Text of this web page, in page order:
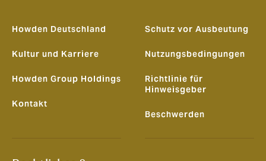
Howden Deutschland
Kultur und Karriere
Howden Group Holdings
Kontakt
Schutz vor Ausbeutung
Nutzungsbedingungen
Richtlinie für
Hinweisgeber
Beschwerden